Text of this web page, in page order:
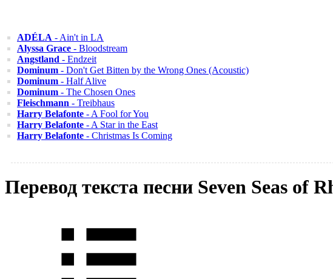
ADÉLA - Ain't in LA
Alyssa Grace - Bloodstream
Angstland - Endzeit
Dominum - Don't Get Bitten by the Wrong Ones (Acoustic)
Dominum - Half Alive
Dominum - The Chosen Ones
Fleischmann - Treibhaus
Harry Belafonte - A Fool for You
Harry Belafonte - A Star in the East
Harry Belafonte - Christmas Is Coming
Перевод текста песни Seven Seas of